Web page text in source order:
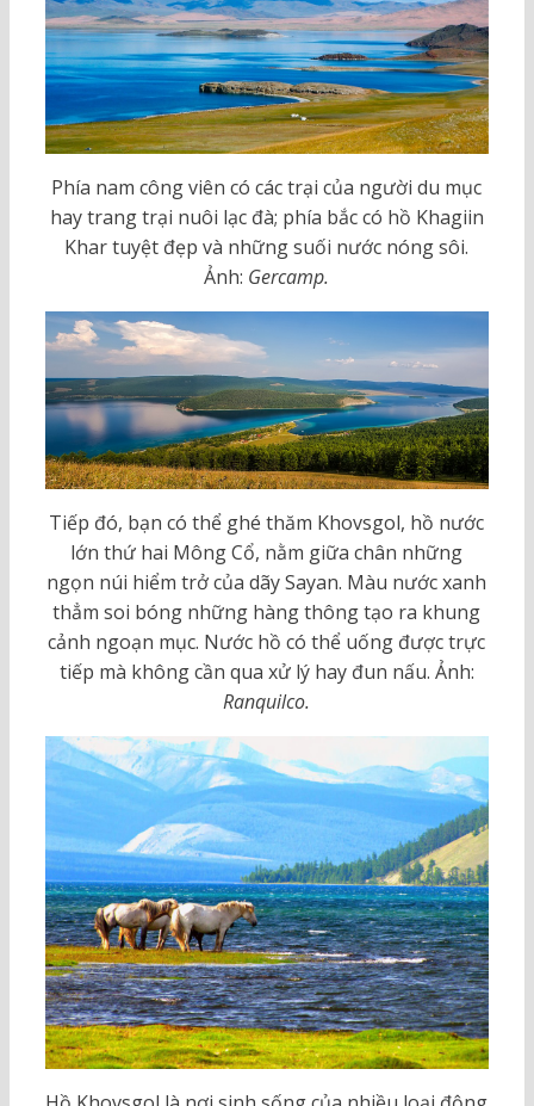
Phía nam công viên có các trại của người du mục
hay trang trại nuôi lạc đà; phía bắc có hồ Khagiin
Khar tuyệt đẹp và những suối nước nóng sôi.
Ảnh: Gercamp.
Tiếp đó, bạn có thể ghé thăm Khovsgol, hồ nước
lớn thứ hai Mông Cổ, nằm giữa chân những
ngọn núi hiểm trở của dãy Sayan. Màu nước xanh
thẳm soi bóng những hàng thông tạo ra khung
cảnh ngoạn mục. Nước hồ có thể uống được trực
tiếp mà không cần qua xử lý hay đun nấu. Ảnh:
Ranquilco.